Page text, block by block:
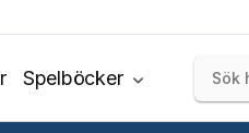
Spelböcker